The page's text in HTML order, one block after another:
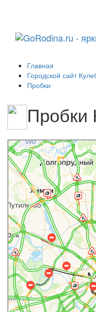
Главная
Городской сайт
Пробки
Пробки